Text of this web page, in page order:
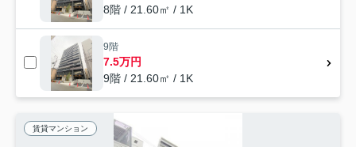
8階 / 21.60㎡ / 1K
9階
7.5万円
9階 / 21.60㎡ / 1K
賃貸マンション